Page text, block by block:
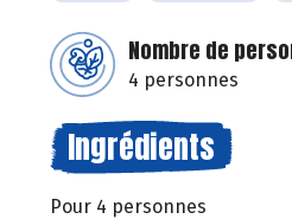
Nombre de
4 personnes
Ingrédients
Pour 4 personnes